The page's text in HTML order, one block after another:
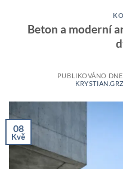
Beton a moderní
PUBLIKOVÁNO DNE
08
Kvě